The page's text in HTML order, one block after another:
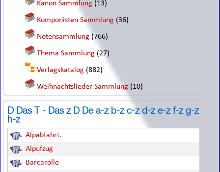
Kanon Sammlung (13)
Komponisten Sammlung (36)
Notensammlung (766)
Thema Sammlung (27)
Verlagskatalog (882)
Weihnachtslieder Sammlung (10)
D Das T - Das z D De a-z b-z c-z d-z e-z f-z g-z
h-z
Alpabfahrt.
Alpufzug
Barcarolle